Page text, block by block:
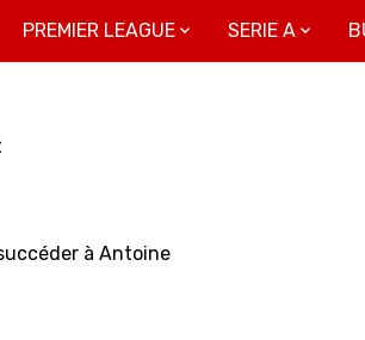
PREMIER LEAGUE SERIE A
à Antoine